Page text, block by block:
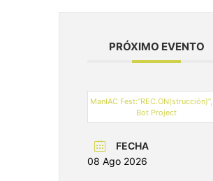
PRÓXIMO EVENTO
ManIAC
Bot Project
FECHA
08 Ago 2026